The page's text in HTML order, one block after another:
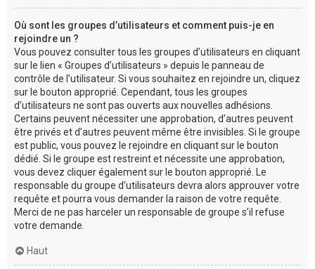
Où sont les groupes d’utilisateurs et comment puis-je en
rejoindre un ?
Vous pouvez consulter tous les groupes d’utilisateurs en cliquant
sur le lien « Groupes d’utilisateurs » depuis le panneau de
contrôle de l’utilisateur. Si vous souhaitez en rejoindre un, cliquez
sur le bouton approprié. Cependant, tous les groupes
d’utilisateurs ne sont pas ouverts aux nouvelles adhésions.
Certains peuvent nécessiter une approbation, d’autres peuvent
être privés et d’autres peuvent même être invisibles. Si le groupe
est public, vous pouvez le rejoindre en cliquant sur le bouton
dédié. Si le groupe est restreint et nécessite une approbation,
vous devez cliquer également sur le bouton approprié. Le
responsable du groupe d’utilisateurs devra alors approuver votre
requête et pourra vous demander la raison de votre requête.
Merci de ne pas harceler un responsable de groupe s’il refuse
votre demande.
Haut